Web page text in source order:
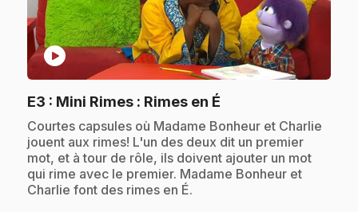
play_circle
E3 : Mini Rimes : Rimes en É
.Courtes capsules où Madame Bonheur et Charlie
jouent aux rimes! L'un des deux dit un premier
mot, et à tour de rôle, ils doivent ajouter un mot
qui rime avec le premier. Madame Bonheur et
Charlie font des rimes en É.